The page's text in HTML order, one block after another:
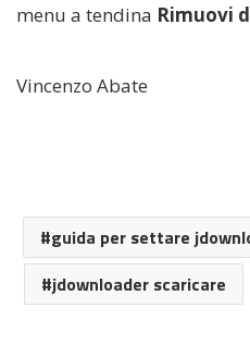
menu a tendina Rimuovi
Vincenzo Abate
guida per settare
jdownloader scaricare